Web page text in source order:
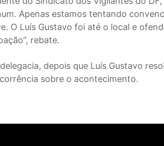
Apenas estamos tentando
O Luís Gustavo foi até o local e
rebate.
depois que Luís Gustavo
sobre o acontecimento.